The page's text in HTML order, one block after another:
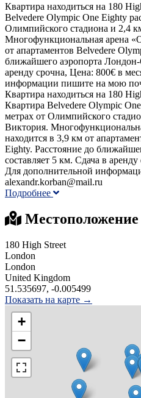
Квартира находиться на 180
Belvedere Olympic One Eighty
Олимпийского стадиона и 2,4
Многофункциональная арена
от апартаментов Belvedere
ближайшего аэропорта
аренду срочна, Цена: 800€ в
информации пишите на мою
Квартира находиться на 180
Квартира Belvedere Olympic
метрах от Олимпийского
Виктория.
находится в 3,9 км от
Eighty. Расстояние до
составляет 5 км. Сдача в
Для дополнительной
alexandr.korban@mail.ru
Подробнее
Местоположение
180 High Street
London
London
United Kingdom
51.535697, -0.005499
Показать на карте →
+
−